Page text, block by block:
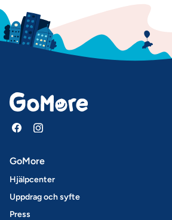
GoMore
Hjälpcenter
Uppdrag och syfte
Press